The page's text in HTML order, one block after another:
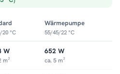
Vertikal-Heizkörper
°C
Wärmepumpe
55/45/22 °C
W
m²
652 W
ca. 5 m²